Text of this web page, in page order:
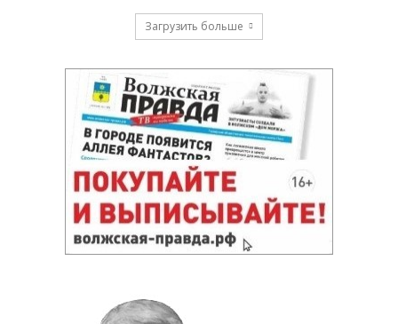
Загрузить больше